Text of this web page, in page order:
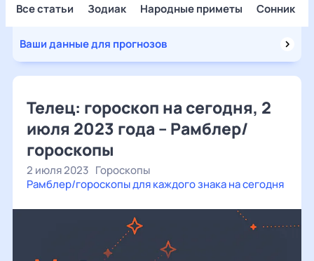
Все статьи Зодиак Народные приметы Сонник
Ваши данные для прогнозов
Телец: гороскоп на сегодня, 2
июля 2023 года – Рамблер/
гороскопы
2 июля 2023 Гороскопы
Рамблер/гороскопы для каждого знака на сегодня